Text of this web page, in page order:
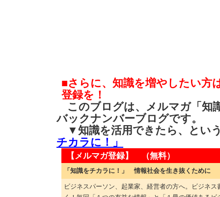
■さらに、知識を増やしたい方
登録を！
このブログは、メルマガ「知
バックナンバーブログです。
▼知識を活用できたら、と
チカラに！」
【メルマガ登録】 （無料）
「知識をチカラに！」 情報社会を生き抜くために
ビジネスパーソン、起業家、経営者の方へ。ビジネ